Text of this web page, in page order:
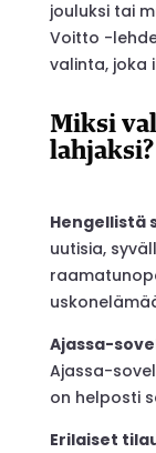
jouluksi tai
Voitto -
valinta, joka
Miksi
lahjaksi?
Hengellistä
uutisia,
Ajassa-
Ajassa-
on helposti
Erilaiset